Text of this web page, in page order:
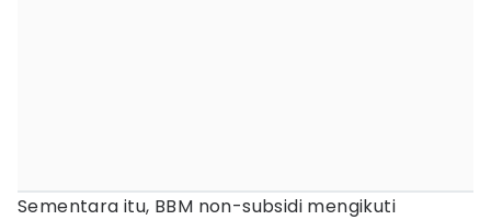
Sementara itu, BBM non-subsidi mengikuti